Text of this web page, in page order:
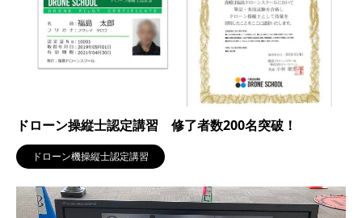
ドローン操縦士認定講習 修了者数200名突破！
ドローン機操縦士認定講習